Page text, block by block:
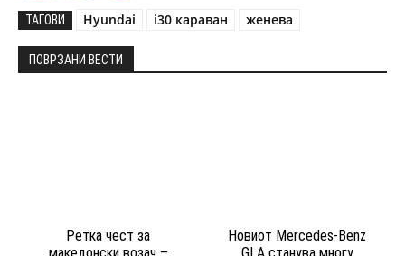
ТАГОВИ Hyundai i30 караван женева
ПОВРЗАНИ ВЕСТИ
Ретка чест за
Новиот Mercedes-Benz